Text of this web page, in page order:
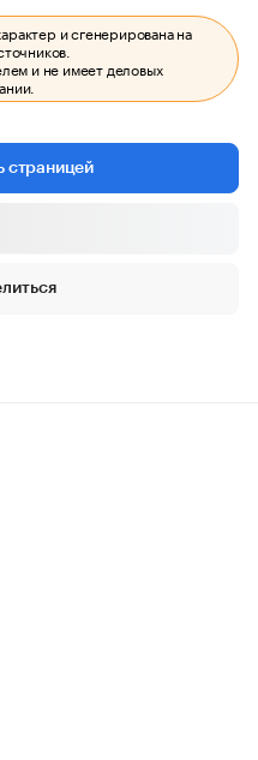
и сгенерирована на
и не имеет деловых
страницей